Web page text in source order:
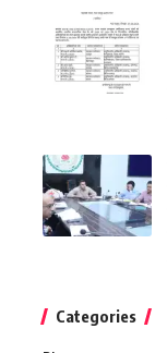
Categories